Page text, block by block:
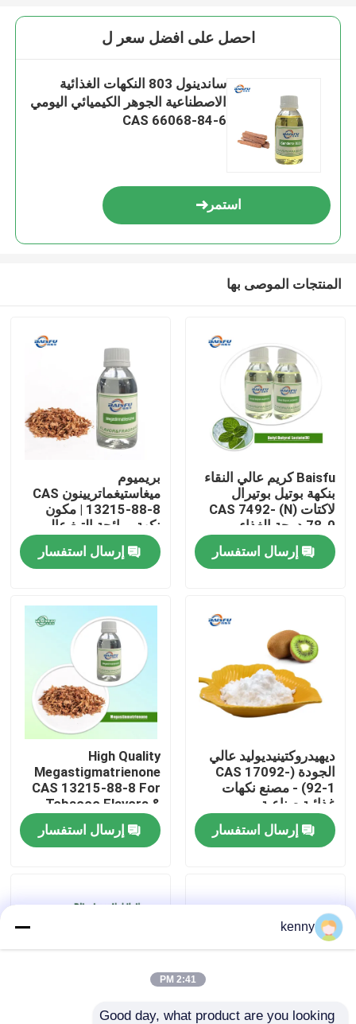
المنزل
فيديوهات
برنامج VR
حولنا
جولة في المصنع
اتصل بنا
نكهات الجوهر الغذائي
احصل على افضل سعر ل
ساندينول 803 النكهات الغذائية
الاصطناعية الجوهر الكيميائي اليومي
CAS 66068-84-6
استمر
المنتجات الموصى بها
Baisfu كريم عالي النقاء
بنكهة بوتيل بوتيرال
لاكتات (N) CAS 7492-
78-0 درجة الغذاء
لمستحضرات التجميل
الشحن في جميع أنحاء
العالم
إرسال استفسار
بريميوم
ميغاستيغماتريينون CAS
13215-88-8 | مكون
نكهة ورائحة التبغ عالي
النقاء للمواد الكيميائية
اليوميةإرسال استفسار
ديهيدروكتينيديوليد عالي
الجودة (CAS 17092-
92-1) - مصنع نكهات
غذائية صناعية
إرسال استفسار
High Quality
Megastigmatrienone
CAS 13215-88-8 For
Tobacco Flavors &
Daily Chemicals
إرسال استفسار
kenny
2:41 PM
Good day, what product are you looking